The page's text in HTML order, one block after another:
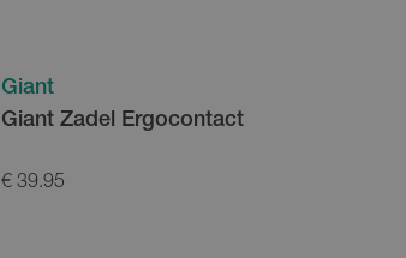
Giant
Giant Zadel Ergocontact
€ 39.95